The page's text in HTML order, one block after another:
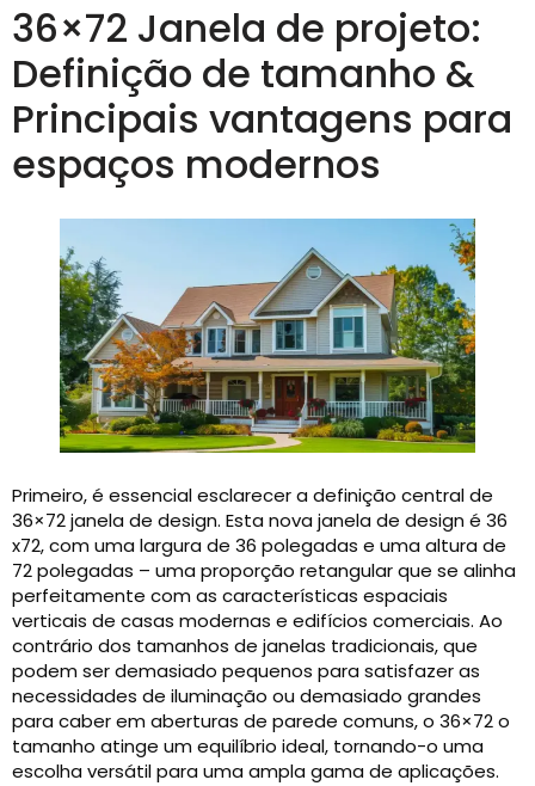
36×72 Janela de projeto:
Definição de tamanho &
Principais vantagens para
espaços modernos
Primeiro, é essencial esclarecer a definição central de
36×72 janela de design. Esta nova janela de design é 36
x72, com uma largura de 36 polegadas e uma altura de
72 polegadas – uma proporção retangular que se alinha
perfeitamente com as características espaciais
verticais de casas modernas e edifícios comerciais. Ao
contrário dos tamanhos de janelas tradicionais, que
podem ser demasiado pequenos para satisfazer as
necessidades de iluminação ou demasiado grandes
para caber em aberturas de parede comuns, o 36×72 o
tamanho atinge um equilíbrio ideal, tornando-o uma
escolha versátil para uma ampla gama de aplicações.